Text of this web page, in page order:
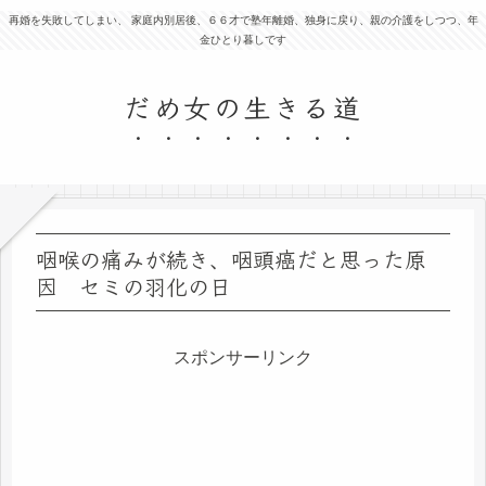
再婚を失敗してしまい、 家庭内別居後、６６才で塾年離婚、独身に戻り、親の介護をしつつ、年
金ひとり暮しです
だめ女の生きる道
咽喉の痛みが続き、咽頭癌だと思った原
因 セミの羽化の日
スポンサーリンク